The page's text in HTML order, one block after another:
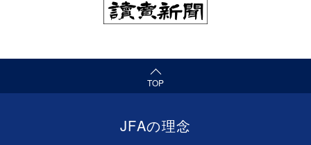
TOP
（ページの先頭へ）
JFAの理念